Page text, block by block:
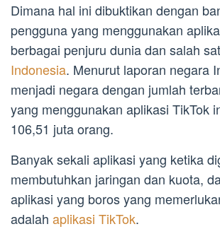
Dimana hal ini dibuktikan dengan
pengguna yang menggunakan
berbagai penjuru dunia dan salah
Indonesia. Menurut laporan negara
menjadi negara dengan jumlah
yang menggunakan aplikasi TikTok
106,51 juta orang.
Banyak sekali aplikasi yang ketika
membutuhkan jaringan dan kuota,
aplikasi yang boros yang
adalah aplikasi TikTok.